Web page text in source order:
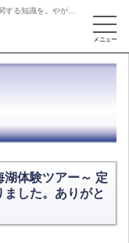
体験ツアー～ 定
ました。ありがと